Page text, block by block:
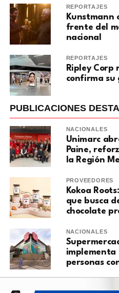
REPORTAJES
Kunstmann
frente del
nacional
REPORTAJES
Ripley Corp
confirma su
PUBLICACIONES
NACIONALES
Unimarc
Paine,
la Región
PROVEEDORES
Kokoa
que busca
chocolate
NACIONALES
implementa
personas